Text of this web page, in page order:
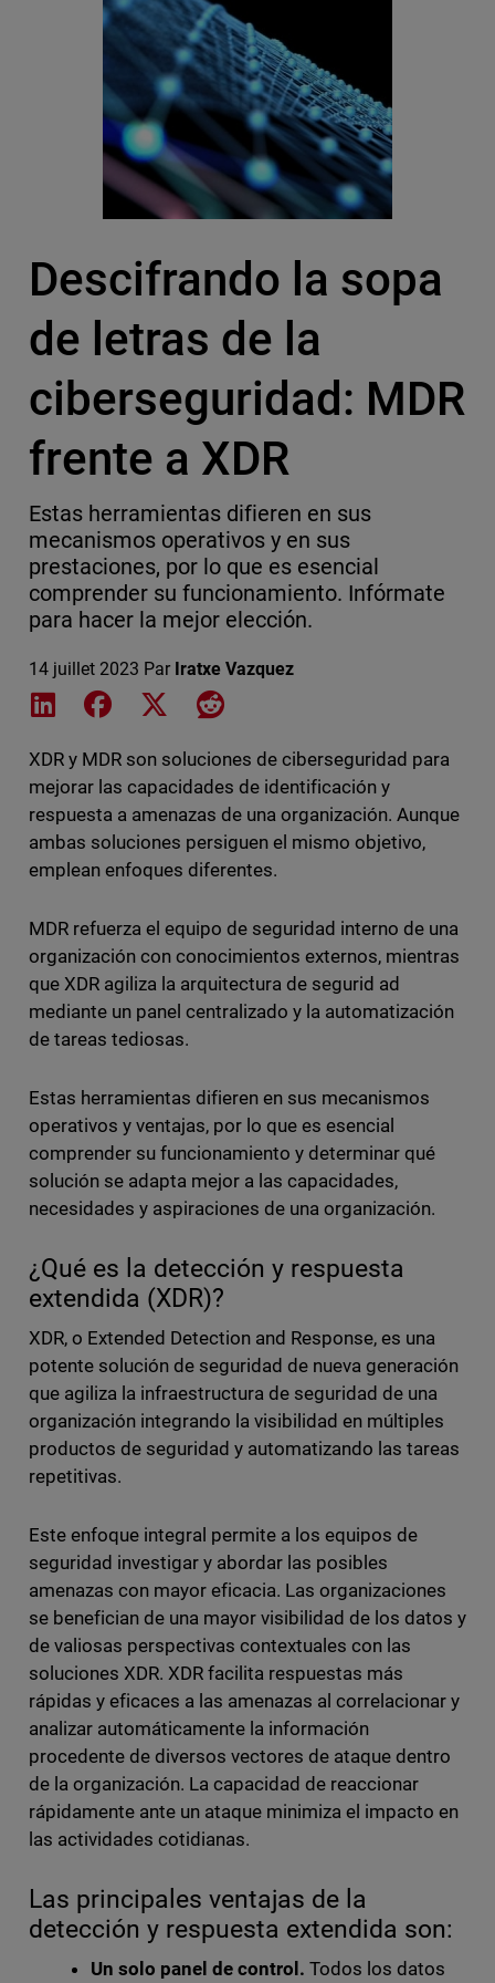
Descifrando la sopa
de letras de la
ciberseguridad: MDR
frente a XDR
Estas herramientas difieren en sus
mecanismos operativos y en sus
prestaciones, por lo que es esencial
comprender su funcionamiento. Infórmate
para hacer la mejor elección.
14 juillet 2023 Par Iratxe Vazquez
Share on LinkedIn
Share on Facebook
Share on XShare on Reddit
XDR y MDR son soluciones de ciberseguridad para
mejorar las capacidades de identificación y
respuesta a amenazas de una organización. Aunque
ambas soluciones persiguen el mismo objetivo,
emplean enfoques diferentes.
MDR refuerza el equipo de seguridad interno de una
organización con conocimientos externos, mientras
que XDR agiliza la arquitectura de segurid ad
mediante un panel centralizado y la automatización
de tareas tediosas.
Estas herramientas difieren en sus mecanismos
operativos y ventajas, por lo que es esencial
comprender su funcionamiento y determinar qué
solución se adapta mejor a las capacidades,
necesidades y aspiraciones de una organización.
¿Qué es la detección y respuesta
extendida (XDR)?
XDR, o Extended Detection and Response, es una
potente solución de seguridad de nueva generación
que agiliza la infraestructura de seguridad de una
organización integrando la visibilidad en múltiples
productos de seguridad y automatizando las tareas
repetitivas.
Este enfoque integral permite a los equipos de
seguridad investigar y abordar las posibles
amenazas con mayor eficacia. Las organizaciones
se benefician de una mayor visibilidad de los datos y
de valiosas perspectivas contextuales con las
soluciones XDR. XDR facilita respuestas más
rápidas y eficaces a las amenazas al correlacionar y
analizar automáticamente la información
procedente de diversos vectores de ataque dentro
de la organización. La capacidad de reaccionar
rápidamente ante un ataque minimiza el impacto en
las actividades cotidianas.
Las principales ventajas de la
detección y respuesta extendida son:
Un solo panel de control. Todos los datos